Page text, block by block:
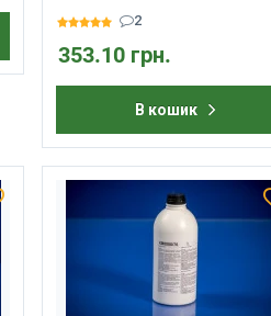
353.10 грн.
2
В кошик